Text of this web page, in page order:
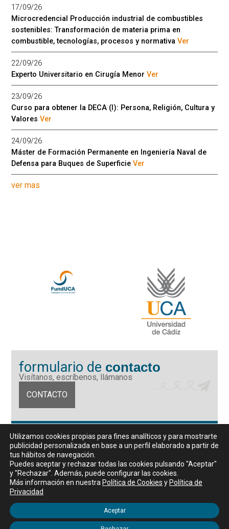
17/09/26
Microcredencial Producción industrial de combustibles
sostenibles: Transformación de materia prima en
combustible, tecnologías, procesos y normativaVer
22/09/26
Experto Universitario en Cirugía MenorVer
23/09/26
Curso para obtener la DECA (I): Persona, Religión, Cultura y
ValoresVer
24/09/26
Máster de Formación Permanente en Ingeniería Naval de
Defensa para Buques de SuperficieVer
ver mas
formulario de contacto
Visítanos, escríbenos, llámanos
CONTACTO
Fundación Universidad de Cádiz
Calle Ancha 10 (Edificio José Pérez Llorca), CP. 11001, Cádiz
CIF: G11442167
956 07 03 70 / 72
Horario de atención al público
De lunes a viernes, de 9 a 14 horas
Utilizamos cookies propias para fines analíticos y para mostrarte
publicidad personalizada en base a un perfil elaborado a partir de
tus hábitos de navegación.
Puedes aceptar y rechazar todas las cookies pulsando "Aceptar"
y "Rechazar". Además, puede configurar las cookies.
Más información en nuestra Política de Cookies y Política de
Privacidad
Aceptar